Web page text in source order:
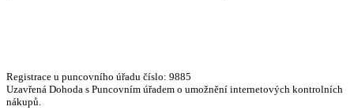
Registrace u puncovního úřadu číslo: 9885
Uzavřená Dohoda s Puncovním úřadem o umožnění internetových kontrolních
nákupů.